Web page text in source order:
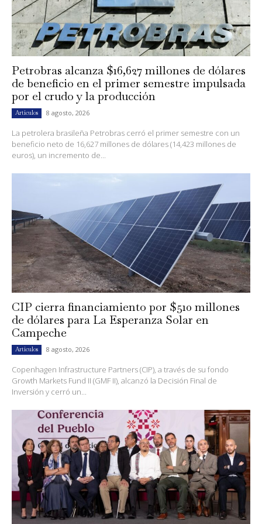
Petrobras alcanza $16,627 millones de dólares
de beneficio en el primer semestre impulsada
por el crudo y la producción
Artículos 8 agosto, 2026
La petrolera brasileña Petrobras cerró el primer semestre con un
beneficio neto de 16,627 millones de dólares (14,423 millones de
euros), un incremento de...
CIP cierra financiamiento por $510 millones
de dólares para La Esperanza Solar en
Campeche
Artículos 8 agosto, 2026
Copenhagen Infrastructure Partners (CIP), a través de su fondo
Growth Markets Fund II (GMF II), alcanzó la Decisión Final de
Inversión y cerró un...